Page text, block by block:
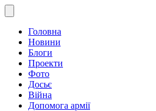
Головна
Новини
Блоги
Проекти
Фото
Досьє
Війна
Допомога армії